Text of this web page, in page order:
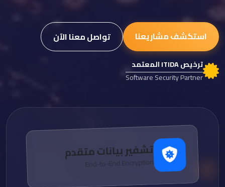
استكشف مشاريعنا تواصل معنا الآن
ترخيص ITIDA المعتمد
Software Security Partner
تشفير بيانات متقدم
End-to-End Encryption